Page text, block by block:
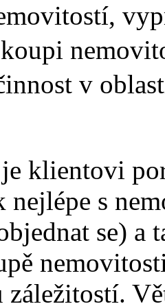
v
klientovi
nejlépe s
se) a
záležitostí.